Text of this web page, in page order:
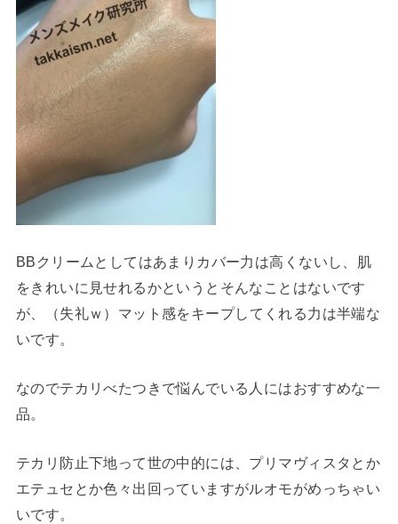
BBクリームとしてはあまりカバー力は高くないし、肌
をきれいに見せれるかというとそんなことはないです
が、
（失礼ｗ） マット感をキープしてくれる力は半端な
いです。
なのでテカリべたつきで悩んでいる人にはおすすめな一
品。
テカリ防止下地って世の中的には、プリマヴィスタとか
エテュセとか色々出回っていますがルオモがめっちゃい
いです。